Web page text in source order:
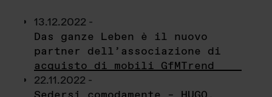
13.12.2022 -
Das ganze Leben è il nuovo
partner dell’associazione di
acquisto di mobili GfMTrend
22.11.2022 -